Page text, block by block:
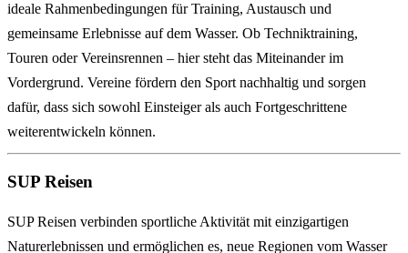
ideale Rahmenbedingungen für Training, Austausch und
gemeinsame Erlebnisse auf dem Wasser. Ob Techniktraining,
Touren oder Vereinsrennen – hier steht das Miteinander im
Vordergrund. Vereine fördern den Sport nachhaltig und sorgen
dafür, dass sich sowohl Einsteiger als auch Fortgeschrittene
weiterentwickeln können.
SUP Reisen
SUP Reisen verbinden sportliche Aktivität mit einzigartigen
Naturerlebnissen und ermöglichen es, neue Regionen vom Wasser